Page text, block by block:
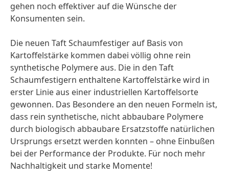
gehen noch effektiver auf die Wünsche der
Konsumenten sein.
Die neuen Taft Schaumfestiger auf Basis von
Kartoffelstärke kommen dabei völlig ohne rein
synthetische Polymere aus. Die in den Taft
Schaumfestigern enthaltene Kartoffelstärke wird in
erster Linie aus einer industriellen Kartoffelsorte
gewonnen. Das Besondere an den neuen Formeln ist,
dass rein synthetische, nicht abbaubare Polymere
durch biologisch abbaubare Ersatzstoffe natürlichen
Ursprungs ersetzt werden konnten – ohne Einbußen
bei der Performance der Produkte. Für noch mehr
Nachhaltigkeit und starke Momente!